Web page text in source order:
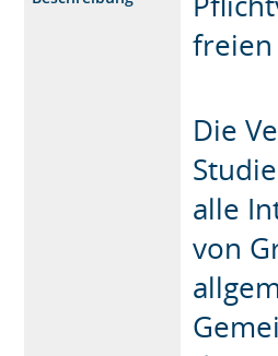
freien
Die
alle
von